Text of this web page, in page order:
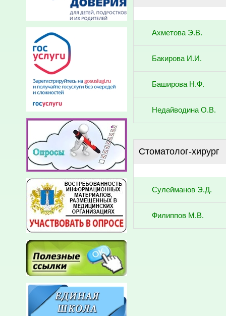
Ахметова Э.В.
Бакирова И.И.
Баширова Н.Ф.
Недайводина О.В.
Стоматолог-хирург
Сулейманов Э.Д.
Филиппов М.В.